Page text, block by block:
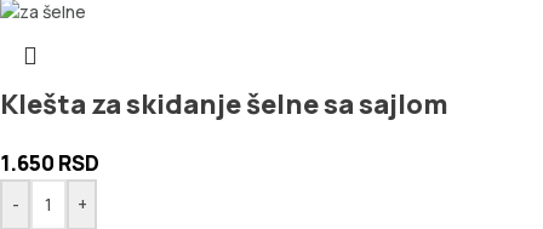
Klešta za skidanje šelne sa sajlom
1.650 RSD
-
+